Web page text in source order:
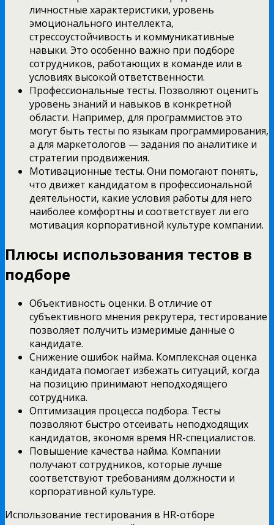
личностные характеристики, уровень
эмоционального интеллекта,
стрессоустойчивость и коммуникативные
навыки. Это особенно важно при подборе
сотрудников, работающих в команде или в
условиях высокой ответственности.
Профессиональные тесты. Позволяют оценить
уровень знаний и навыков в конкретной
области. Например, для программистов это
могут быть тесты по языкам программирования,
а для маркетологов — задания по аналитике и
стратегии продвижения.
Мотивационные тесты. Они помогают понять,
что движет кандидатом в профессиональной
деятельности, какие условия работы для него
наиболее комфортны и соответствует ли его
мотивация корпоративной культуре компании.
Плюсы использования тестов в
подборе
Объективность оценки. В отличие от
субъективного мнения рекрутера, тестирование
позволяет получить измеримые данные о
кандидате.
Снижение ошибок найма. Комплексная оценка
кандидата помогает избежать ситуаций, когда
на позицию принимают неподходящего
сотрудника.
Оптимизация процесса подбора. Тесты
позволяют быстро отсеивать неподходящих
кандидатов, экономя время HR-специалистов.
Повышение качества найма. Компании
получают сотрудников, которые лучше
соответствуют требованиям должности и
корпоративной культуре.
Использование тестирования в HR-отборе